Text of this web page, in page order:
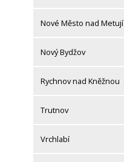
Nové Město nad Metují
Nový Bydžov
Rychnov nad Kněžnou
Trutnov
Vrchlabí